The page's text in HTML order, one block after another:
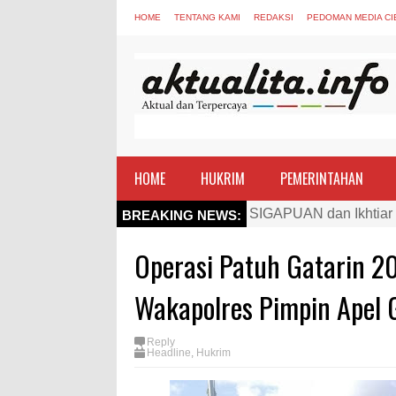
HOME TENTANG KAMI REDAKSI PEDOMAN MEDIA
HOME HUKRIM PEMERINTAHAN
BREAKING NEWS:
Kapolres Bima Beri
Staf Ahli Tekankan
Satpolairud Polres
Perkuat Soliditas-
Nobar Piala Dunia
Operasi Patuh Gatarin
Wakapolres Pimpin Apel
Reply
Headline, Hukrim